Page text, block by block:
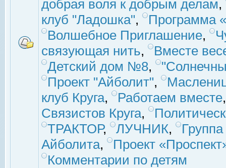
добрая воля к добрым делам,
клуб "Ладошка",
Программа
Волшебное Приглашение,
связующая нить,
Вместе
Детский дом №8,
Проект "Айболит",
клуб Круга, Работаем вместе
Связистов Круга,
ТРАКТОР, ЛУЧНИК,
Айболита,
Проект
Комментарии по детям